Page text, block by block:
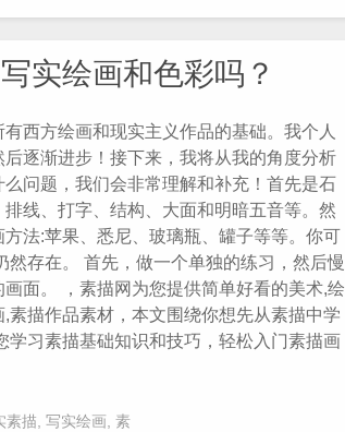
实绘画和色彩吗？
西方绘画和现实主义作品的基础。我个人
逐渐进步！接下来，我将从我的角度分析
问题，我们会非常理解和补充！首先是石
线、打字、结构、大面和明暗五音等。然
法:苹果、悉尼、玻璃瓶、罐子等等。你可
然存在。 首先，做一个单独的练习，然后慢
面。 ，素描网为您提供简单好看的美术,绘
素描作品素材，本文围绕你想先从素描中学
学习素描基础知识和技巧，轻松入门素描画
素描 写实绘画 素